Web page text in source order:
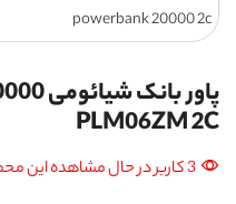
PLM06ZM 2C
3 کاربر در حال مشاهده این محصول